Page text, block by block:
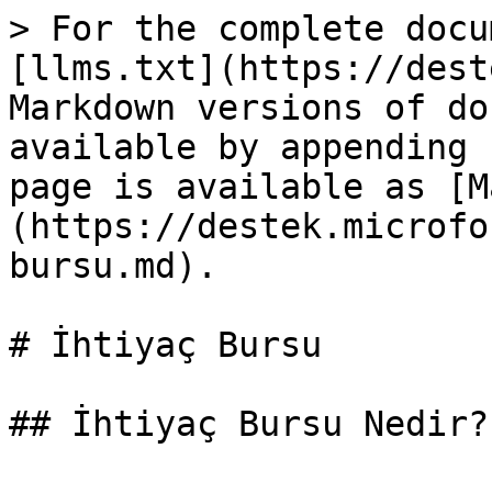
> For the complete
[llms.txt](https://
Markdown versions of
available by
page is available as
(https://
bursu.md).
# İhtiyaç Bursu
## İhtiyaç Bursu Nedir?